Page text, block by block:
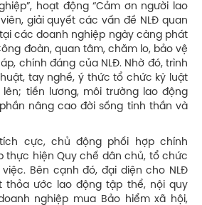
hoạt động “Cảm ơn người lao
giải quyết các vấn đề NLĐ quan
các doanh nghiệp ngày càng phát
đoàn, quan tâm, chăm lo, bảo vệ
chính đáng của NLĐ. Nhờ đó, trình
tay nghề, ý thức tổ chức kỷ luật
tiền lương, môi trường lao động
nâng cao đời sống tinh thần và
cực, chủ động phối hợp chính
thực hiện Quy chế dân chủ, tổ chức
Bên cạnh đó, đại diện cho NLĐ
thỏa ước lao động tập thể, nội quy
nghiệp mua Bảo hiểm xã hội,